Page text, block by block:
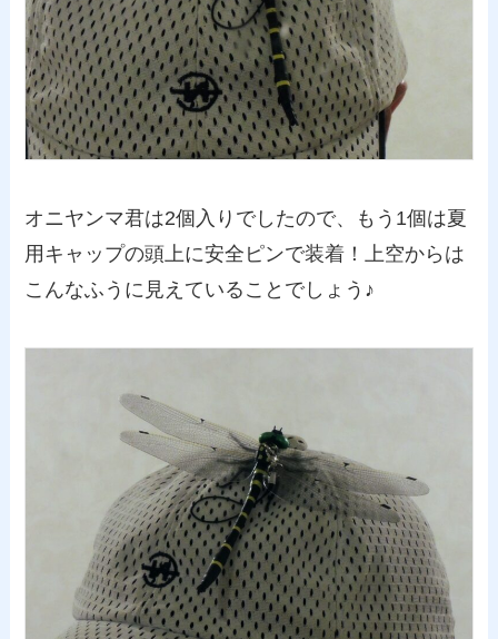
オニヤンマ君は2個入りでしたので、もう1個は夏
用キャップの頭上に安全ピンで装着！上空からは
こんなふうに見えていることでしょう♪